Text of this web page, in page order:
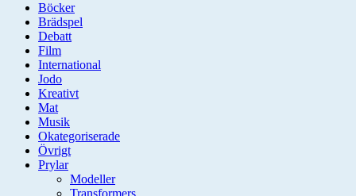
Böcker
Brädspel
Debatt
Film
International
Jodo
Kreativt
Mat
Musik
Okategoriserade
Övrigt
Prylar
Modeller